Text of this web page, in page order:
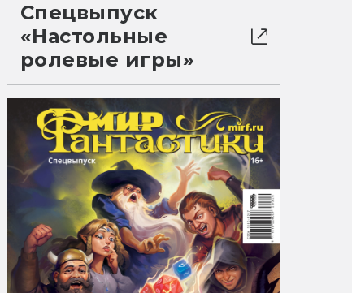
Спецвыпуск
«Настольные
ролевые игры»